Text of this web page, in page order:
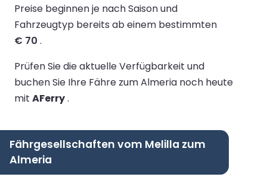
Preise beginnen je nach Saison und
Fahrzeugtyp bereits ab einem bestimmten
€ 70 .
Prüfen Sie die aktuelle Verfügbarkeit und
buchen Sie Ihre Fähre zum Almeria noch heute
mit AFerry.
Fährgesellschaften vom Melilla zum
Almeria